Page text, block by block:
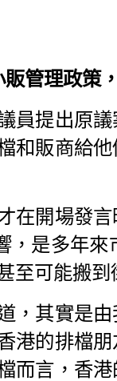
管理政策
員提出原
和販商給
在開場發
，是多年
至可能搬
，其實是
港的排檔
而言，香